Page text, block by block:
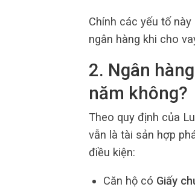
Chính các yếu tố
ngân hàng khi cho
2. Ngân
năm không?
Theo quy định của
vẫn là tài sản hợp
điều kiện:
Căn hộ có Giấy